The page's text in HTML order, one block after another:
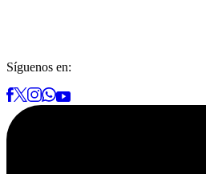
Síguenos en: